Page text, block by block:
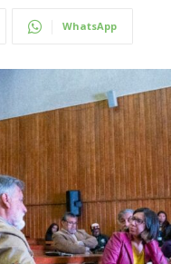
WhatsApp